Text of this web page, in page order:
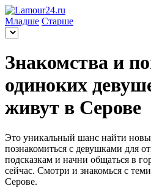
Младше Старше
Знакомства и
одиноких
живут в Серове
Это уникальный шанс найти
познакомиться с девушками для
подсказкам и начни общаться в
сейчас. Смотри и знакомься с
Серове.